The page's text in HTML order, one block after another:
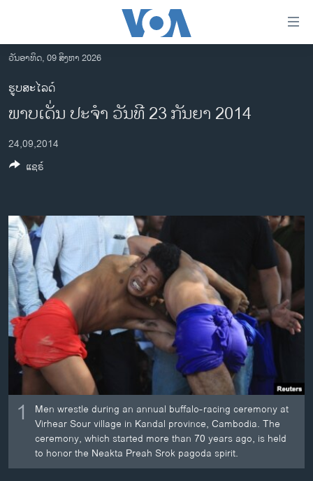
ເຂົ້າ
ຫາ
ຂ້າມ
ຂ້າມ
ໄປ
ຫາ
ລາວ
ອາເມຣິກາ
ການເລືອກຕັ້ງ ປະທານາທີບໍດີ ສະຫະລັດ 2024
ຂ່າວ​ຈີນ
ເອເຊຍ
ອິດສະຫຼະພາບດ້ານການຂ່າວ
ຊີວິດຊາວລາວ
ຊຸມຊົນຊາວລາວ
ວິທະຍາສາດ-ເທັກໂນໂລຈີ
ທຸລະກິດ
ພາສາອັງກິດ
ວີດີໂອ
ລາຍການກະຈາຍສຽງ
ວັນອາທິດ, 09 ສິງຫາ 2026
ຮູບສະໄລດ໌
ພາບ​ເດັ່ນ ປະ​ຈຳ ວັນ​ທີ 23 ກັນ​ຍາ 2014
24,09,2014
1
Men wrestle during an annual buffalo-racing ceremony at
Virhear Sour village in Kandal province, Cambodia. The
ceremony, which started more than 70 years ago, is held
to honor the Neakta Preah Srok pagoda spirit.
ແຊຣ໌